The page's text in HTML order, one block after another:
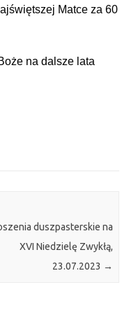
Matce za 60
na dalsze lata
duszpasterskie na
XVI Niedzielę Zwykłą,
23.07.2023 →